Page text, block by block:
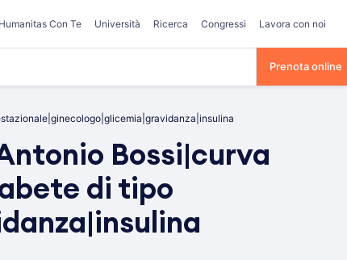
Humanitas Con Te Università Ricerca Congressi Lavora con noi
Prenota online
Bossi|curva
di tipo